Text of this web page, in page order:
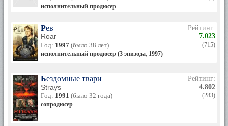
исполнительный продюсер
Рев
Roar
Год: 1997 (было 38 лет)
исполнительный продюсер (3 эпизода, 1997)
Рейтинг:
7.023
(715)
Бездомные твари
Strays
Год: 1991 (было 32 года)
сопродюсер
Рейтинг:
4.802
(283)